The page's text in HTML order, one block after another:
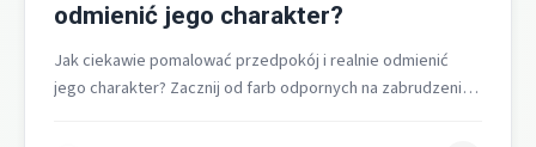
odmienić jego charakter?
Jak ciekawie pomalować przedpokój i realnie odmienić
jego charakter? Zacznij od farb odpornych na zabrudzenia i